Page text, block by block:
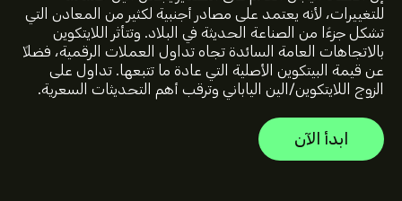
للتغييرات، لأنه يعتمد على مصادر أجنبية لكثير من المعادن التي
تشكل جزءًا من الصناعة الحديثة في البلاد. وتتأثر اللايتكوين
بالاتجاهات العامة السائدة تجاه تداول العملات الرقمية، فضلاً
عن قيمة البيتكوين الأصلية التي عادة ما تتبعها. تداول على
الزوج اللايتكوين/الين الياباني وترقب أهم التحديثات السعرية.
ابدأ الآن
أعلى سعر على الإطلاق لـ Litecoin/ Japanese Yen هو
44,789.35‎¥‎ دولار
يُقدّر بـ (العربية: البيانات غير متوفرة حالياً)